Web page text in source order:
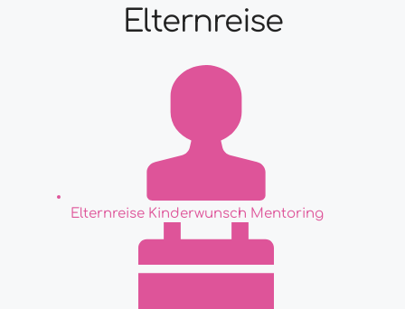
Elternreise
Elternreise Kinderwunsch Mentoring